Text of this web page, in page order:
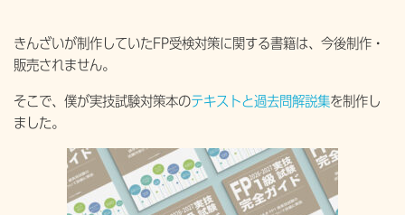
きんざいが制作していたFP受検対策に関する書籍は、今後制作・
販売されません。
そこで、僕が実技試験対策本のテキストと過去問解説集を制作し
ました。